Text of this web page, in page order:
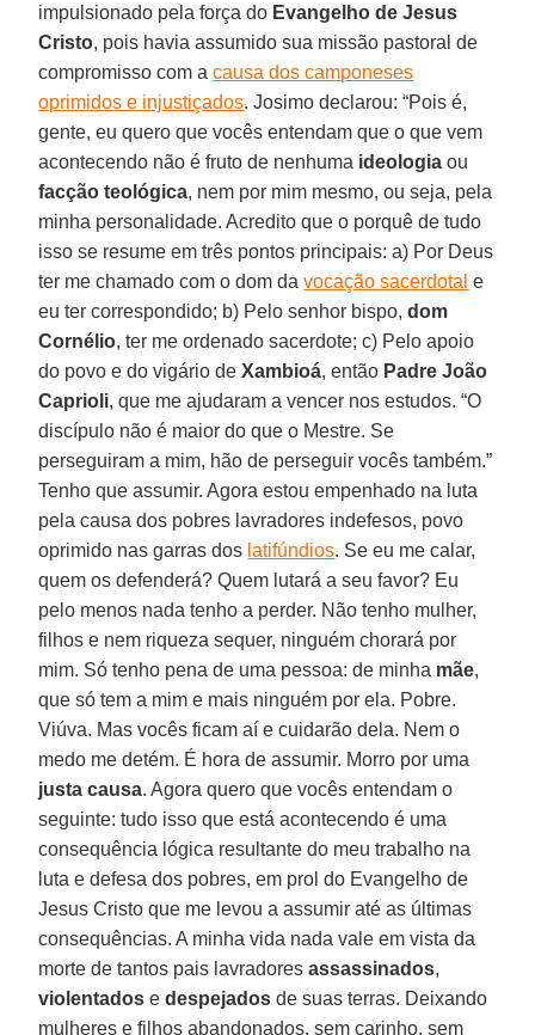
impulsionado pela força do Evangelho de Jesus
Cristo, pois havia assumido sua missão pastoral de
compromisso com acausa dos camponeses
oprimidos e injustiçados. Josimo declarou: “Pois é,
gente, eu quero que vocês entendam que o que vem
acontecendo não é fruto de nenhuma ideologia ou
facção teológica, nem por mim mesmo, ou seja, pela
minha personalidade. Acredito que o porquê de tudo
isso se resume em três pontos principais: a) Por Deus
ter me chamado com o dom davocação sacerdotal e
eu ter correspondido; b) Pelo senhor bispo,dom
Cornélio, ter me ordenado sacerdote; c) Pelo apoio
do povo e do vigário deXambioá, então Padre João
Caprioli, que me ajudaram a vencer nos estudos. “O
discípulo não é maior do que o Mestre. Se
perseguiram a mim, hão de perseguir vocês também.”
Tenho que assumir. Agora estou empenhado na luta
pela causa dos pobres lavradores indefesos, povo
oprimido nas garras dos latifúndios. Se eu me calar,
quem os defenderá? Quem lutará a seu favor? Eu
pelo menos nada tenho a perder. Não tenho mulher,
filhos e nem riqueza sequer, ninguém chorará por
mim. Só tenho pena de uma pessoa: de minha mãe,
que só tem a mim e mais ninguém por ela. Pobre.
Viúva. Mas vocês ficam aí e cuidarão dela. Nem o
medo me detém. É hora de assumir. Morro por uma
justa causa. Agora quero que vocês entendam o
seguinte: tudo isso que está acontecendo é uma
consequência lógica resultante do meu trabalho na
luta e defesa dos pobres, em prol do Evangelho de
Jesus Cristo que me levou a assumir até as últimas
consequências. A minha vida nada vale em vista da
morte de tantos pais lavradoresassassinados,
violentados edespejados de suas terras. Deixando
mulheres e filhos abandonados, sem carinho, sem